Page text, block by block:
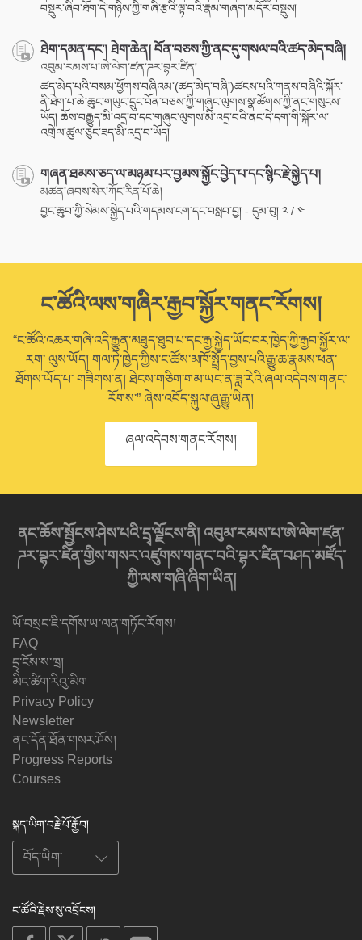
བསྡུར་ཞིབ་ཐོག་དེ་གཉིས་ཀྱི་གཞི་རྩའི་ལྟ་བའི་རྣམ་གཞག་མདོར་བསྡུས།
ཐེག་དམན་དང་། ཐེག་ཆེན། བོན་བཅས་ཀྱི་ནང་དུ་གསལ་བའི་ཚད་མེད་བཞི།
འབུམ་རམས་པ་ཨེ་ལེག་ཛན་ཌར་བྷར་ཛིན།
ཚད་མེད་པའི་བསམ་ཕྱོགས་བཞིའམ་(ཚད་མེད་བཞི་)ཚངས་པའི་གནས་བཞིའི་སྐོར་
ནི་ཐེག་པ་ཆེ་ཆུང་གཡུང་དྲུང་བོན་བཅས་ཀྱི་གཞུང་ལུགས་སྣ་ཚོགས་ཀྱི་ནང་གསུངས་
ཡོད། ཆོས་བརྒྱུད་མི་འདྲ་བ་དང་གཞུང་ལུགས་མི་འདྲ་བའི་ནང་དེ་དག་གི་སྐོར་ལ་
འགྲེལ་ཚུལ་ཅུང་ཟད་མི་འདྲ་བ་ཡོད།
གཞན་ཐམས་ཅད་ལ་མཉམ་པར་བྱམས་སྐྱོང་བྱེད་པ་དང་སྙིང་རྗེ་སྐྱེད་པ།
མཚན་ཞབས་སེར་ཀོང་རིན་པོ་ཆེ།
བྱང་ཆུབ་ཀྱི་སེམས་སྐྱེད་པའི་གདམས་ངག་དང་བསླབ་བྱ། - དུམ་བུ། ༢ / ༤
ང་ཚོའི་ལས་གཞིར་རྒྱབ་སྐྱོར་གནང་རོགས།
“ང་ཚོའི་འཆར་གཞི་འདི་རྒྱུན་མཐུད་ཐུབ་པ་དང་རྒྱ་སྐྱེད་ཡོང་བར་ཁྱེད་ཀྱི་རྒྱབ་སྐྱོར་ལ་
རག་ ལུས་ཡོད། གལ་ཏེ་ཁྱེད་ཀྱིས་ང་ཚོས་མཁོ་སྤྲོད་བྱས་པའི་རྒྱུ་ཆ་རྣམས་ཕན་
ཐོགས་ཡོད་པ་ གཟིགས་ན། ཐེངས་གཅིག་གམ་ཡང་ན་ཟླ་རེའི་ཞལ་འདེབས་གནང་
རོགས་” ཞེས་འབོད་སྐུལ་ཞུ་རྒྱུ་ཡིན།
ཞལ་འདེབས་གནང་རོགས།
ནང་ཆོས་སྦྱོངས་ཤེས་པའི་དྲྭ་ལྗོངས་ནི། འབུམ་རམས་པ་ཨེ་ལེག་ཛན་
ཌར་བྷར་ཛིན་གྱིས་གསར་འཛུགས་གནང་བའི་བྷར་ཛིན་བཤད་མཛོད་
ཀྱི་ལས་གཞི་ཞིག་ཡིན།
ཡོ་བསྲང་ཇི་དགོས་ཡ་ལན་གཏོང་རོགས།
FAQ
དྲྭ་ངོས་ས་ཁྲ།
མིང་ཚིག་རིའུ་མིག
Privacy Policy
Newsletter
ནང་དོན་ཐོན་གསར་ཤོས།
Progress Reports
Courses
སྐད་ཡིག་བརྗེ་པོ་རྒྱོབ།
ང་ཚོའི་རྗེས་སུ་འབྲོངས།
on